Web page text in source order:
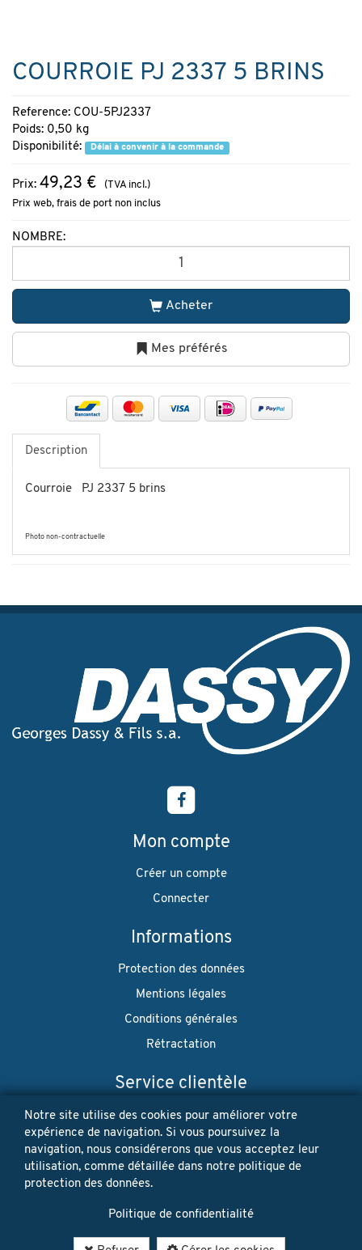
COURROIE PJ 2337 5 BRINS
Reference: COU-5PJ2337
Poids: 0,50 kg
Disponibilité:
Délai à convenir à la commande
Prix: 49,23 €
(TVA incl.)
Prix web, frais de port non inclus
NOMBRE:
Acheter
Mes préférés
Description
Courroie PJ 2337 5 brins
Photo non-contractuelle
Mon compte
Créer un compte
Connecter
Informations
Protection des données
Mentions légales
Conditions générales
Rétractation
Service clientèle
Envoi
Newsletter
Restez à jour! Vos données personnelles ne seront jamais
vendues ni louées. Désinscription possible à tout moment.
Notre site utilise des cookies pour améliorer votre
expérience de navigation. Si vous poursuivez la
navigation, nous considérerons que vous acceptez leur
utilisation, comme détaillée dans notre politique de
protection des données.
Politique de confidentialité